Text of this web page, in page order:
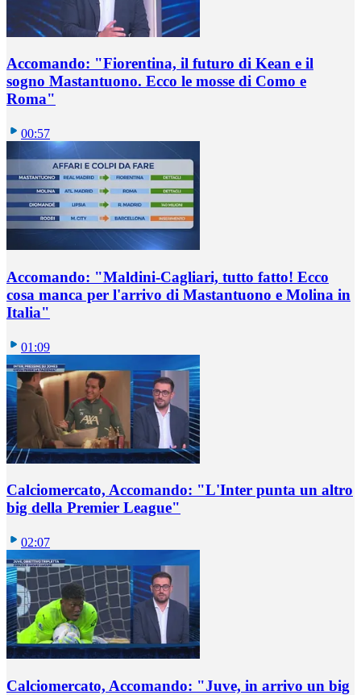
Accomando: "Fiorentina, il futuro di Kean e il
sogno Mastantuono. Ecco le mosse di Como e
Roma"
00:57
Accomando: "Maldini-Cagliari, tutto fatto! Ecco
cosa manca per l'arrivo di Mastantuono e Molina in
Italia"
01:09
Calciomercato, Accomando: "L'Inter punta un altro
big della Premier League"
02:07
Calciomercato, Accomando: "Juve, in arrivo un big